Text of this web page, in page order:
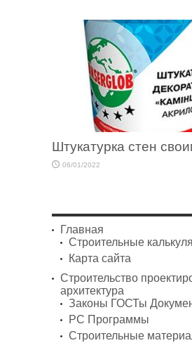
Штукатурка стен
06/01/2022
Главная
Строительные
Карта сайта
Строительство
архитектура
Законы ГОСТы
PC Программы
Строительные